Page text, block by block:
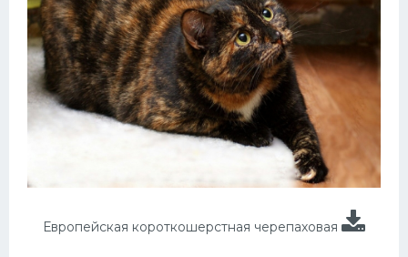
Европейская короткошерстная черепаховая